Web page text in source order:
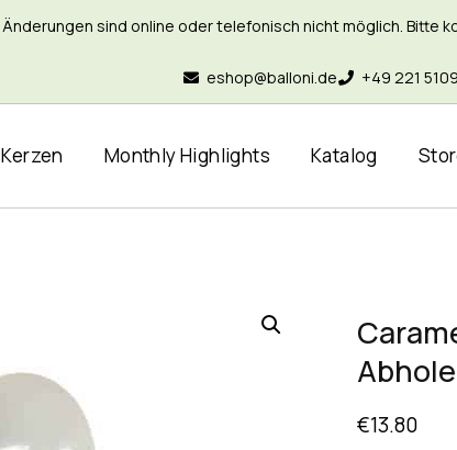
sind online oder telefonisch nicht möglich. Bitte
eshop@balloni.de +49 221
Kerzen Monthly Highlights Katalog
€13.80